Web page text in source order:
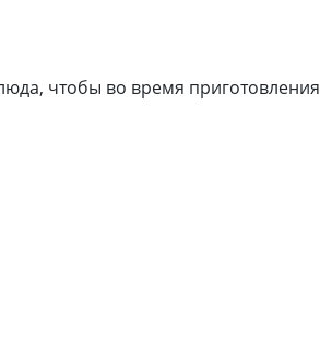
чтобы во время приготовления